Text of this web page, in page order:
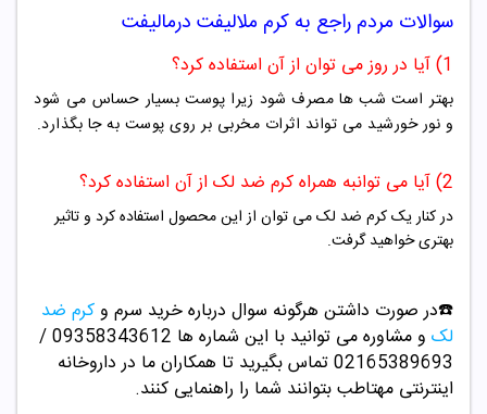
سوالات مردم راجع به کرم ملالیفت درمالیفت
1) آیا در روز می توان از آن استفاده کرد؟
بهتر است شب ها مصرف شود زیرا پوست بسیار حساس می شود
و نور خورشید می تواند اثرات مخربی بر روی پوست به جا بگذارد.
2) آیا می توانبه همراه کرم ضد لک از آن استفاده کرد؟
در کنار یک کرم ضد لک می توان از این محصول استفاده کرد و تاثیر
بهتری خواهید گرفت.
☎️در صورت داشتن هرگونه سوال درباره خرید سرم وکرم ضد
لک
و مشاوره می توانید با این شماره ها 09358343612 /
02165389693تماس بگیرید تا همکاران ما در داروخانه
اینترنتی مهتاطب بتوانند شما را راهنمایی کنند.